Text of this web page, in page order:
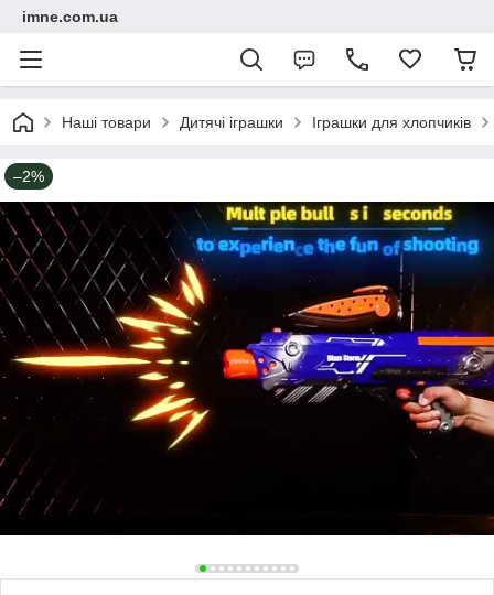
imne.com.ua
Наші товари Дитячі іграшки Іграшки для хлопчиків
–2%